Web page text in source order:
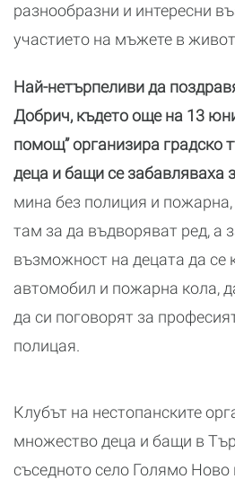
разнообразни и интересни
участието на мъжете в
Най-нетърпеливи да
Добрич, където още на 13
помощ” организира градско
деца и бащи се забавляваха
мина без полиция и пожарна,
там за да въдворяват ред, а
възможност на децата да се
автомобил и пожарна кола,
да си поговорят за
полицая.
Клубът на нестопанските
множество деца и бащи в
съседното село Голямо